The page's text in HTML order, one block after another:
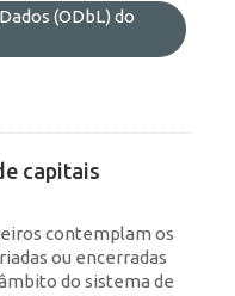
(ODbL) do
capitais
contemplam os
ou encerradas
do sistema de